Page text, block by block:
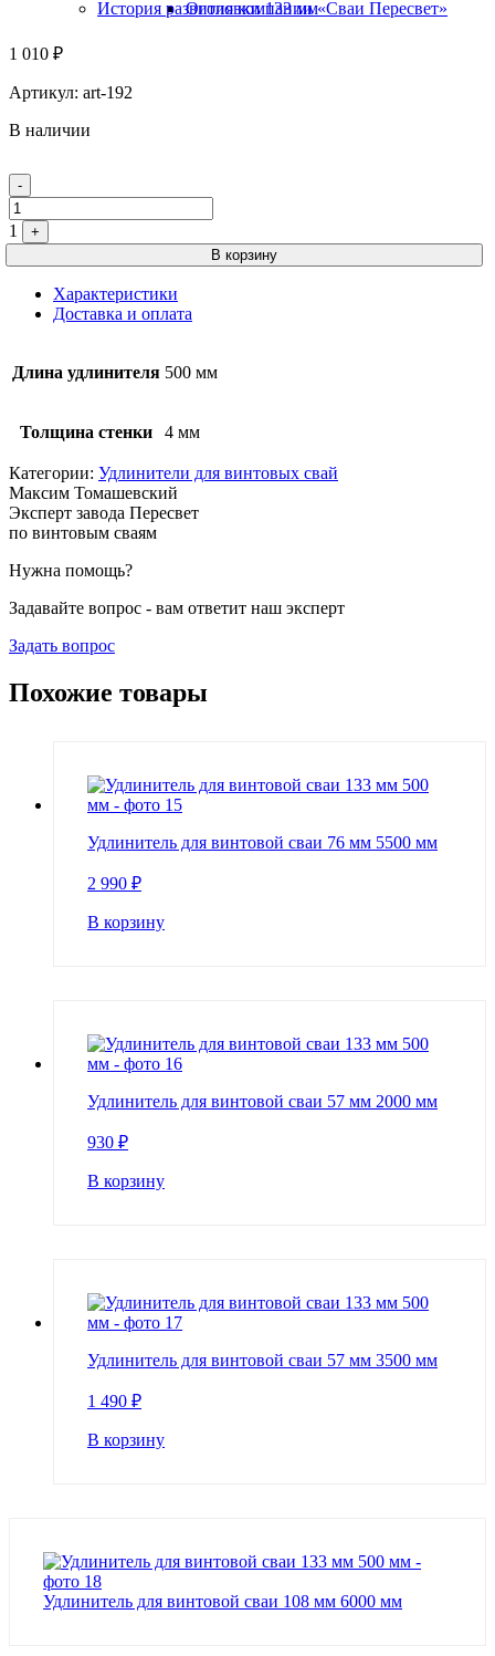
Оголовки 133 мм
История развития компании «Сваи Пересвет»
1 010 ₽
Артикул: art-192
В наличии
Quantity
-
1
+
В корзину
Характеристики
Доставка и оплата
Длина удлинителя 500 мм
Толщина стенки 4 мм
Категории: Удлинители для винтовых свай
Максим Томашевский
Эксперт завода Пересвет
по винтовым сваям
Нужна помощь?
Задавайте вопрос - вам ответит наш эксперт
Задать вопрос
Похожие товары
Удлинитель для винтовой сваи 76 мм 5500 мм
2 990 ₽
В корзину
Удлинитель для винтовой сваи 57 мм 2000 мм
930 ₽
В корзину
Удлинитель для винтовой сваи 57 мм 3500 мм
1 490 ₽
В корзину
Удлинитель для винтовой сваи 108 мм 6000 мм